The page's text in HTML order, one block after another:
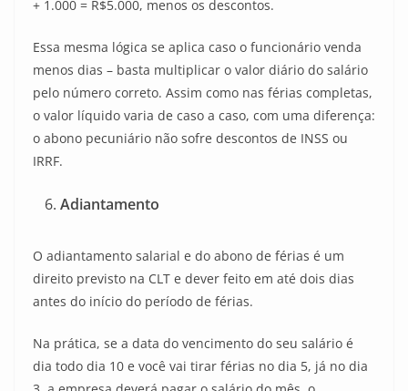
+ 1.000 = R$5.000, menos os descontos.
Essa mesma lógica se aplica caso o funcionário venda
menos dias – basta multiplicar o valor diário do salário
pelo número correto. Assim como nas férias completas,
o valor líquido varia de caso a caso, com uma diferença:
o abono pecuniário não sofre descontos de INSS ou
IRRF.
Adiantamento
O adiantamento salarial e do abono de férias é um
direito previsto na CLT e dever feito em até dois dias
antes do início do período de férias.
Na prática, se a data do vencimento do seu salário é
dia todo dia 10 e você vai tirar férias no dia 5, já no dia